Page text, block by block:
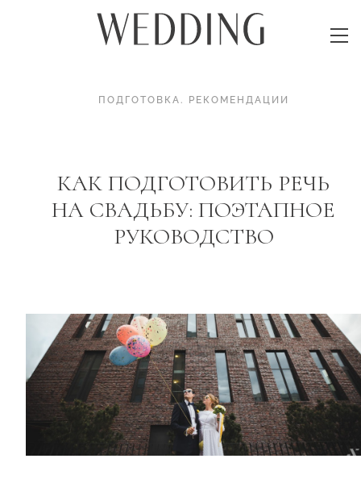
ПОДГОТОВКА. РЕКОМЕНДАЦИИ
КАК ПОДГОТОВИТЬ РЕЧЬ
НА СВАДЬБУ: ПОЭТАПНОЕ
РУКОВОДСТВО